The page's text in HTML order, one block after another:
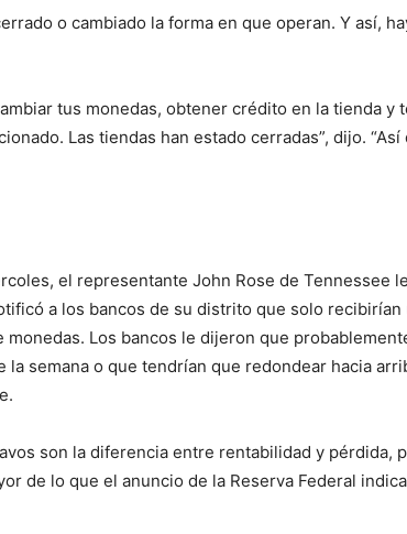
o cambiado la forma en que operan. Y así,
tus monedas, obtener crédito en la tienda y
Las tiendas han estado cerradas”, dijo.
el representante John Rose de Tennessee
a los bancos de su distrito que solo recibirían
Los bancos le dijeron que
la semana o que tendrían que redondear hacia
son la diferencia entre rentabilidad y pérdida,
de lo que el anuncio de la Reserva Federal